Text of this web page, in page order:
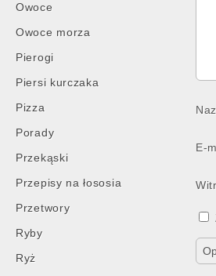
Owoce
Owoce morza
Pierogi
Piersi kurczaka
Pizza
Porady
Przekąski
Przepisy na łososia
Przetwory
Ryby
Ryż
E-